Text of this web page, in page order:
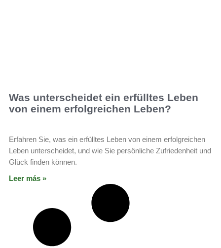
Was unterscheidet ein erfülltes Leben
von einem erfolgreichen Leben?
Erfahren Sie, was ein erfülltes Leben von einem erfolgreichen
Leben unterscheidet, und wie Sie persönliche Zufriedenheit und
Glück finden können.
Leer más »